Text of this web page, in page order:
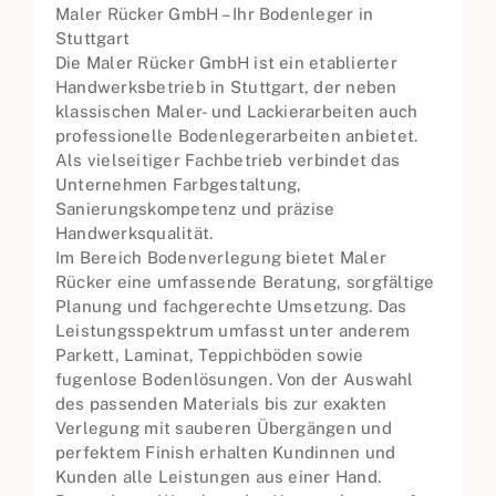
Maler Rücker GmbH – Ihr Bodenleger in
Stuttgart
Die Maler Rücker GmbH ist ein etablierter
Handwerksbetrieb in Stuttgart, der neben
klassischen Maler- und Lackierarbeiten auch
professionelle Bodenlegerarbeiten anbietet.
Als vielseitiger Fachbetrieb verbindet das
Unternehmen Farbgestaltung,
Sanierungskompetenz und präzise
Handwerksqualität.
Im Bereich Bodenverlegung bietet Maler
Rücker eine umfassende Beratung, sorgfältige
Planung und fachgerechte Umsetzung. Das
Leistungsspektrum umfasst unter anderem
Parkett, Laminat, Teppichböden sowie
fugenlose Bodenlösungen. Von der Auswahl
des passenden Materials bis zur exakten
Verlegung mit sauberen Übergängen und
perfektem Finish erhalten Kundinnen und
Kunden alle Leistungen aus einer Hand.